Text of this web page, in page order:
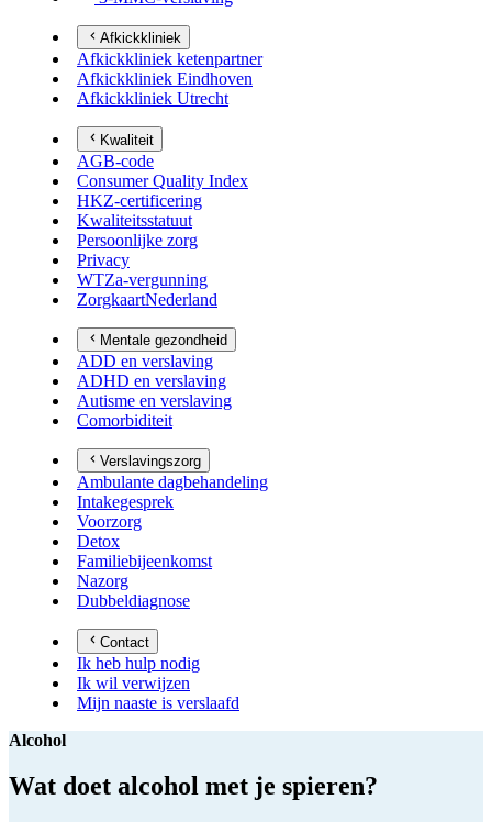
Afkickkliniek
Afkickkliniek ketenpartner
Afkickkliniek Eindhoven
Afkickkliniek Utrecht
Kwaliteit
AGB-code
Consumer Quality Index
HKZ-certificering
Kwaliteitsstatuut
Persoonlijke zorg
Privacy
WTZa-vergunning
ZorgkaartNederland
Mentale gezondheid
ADD en verslaving
ADHD en verslaving
Autisme en verslaving
Comorbiditeit
Verslavingszorg
Ambulante dagbehandeling
Intakegesprek
Voorzorg
Detox
Familiebijeenkomst
Nazorg
Dubbeldiagnose
Contact
Ik heb hulp nodig
Ik wil verwijzen
Mijn naaste is verslaafd
Alcohol
Wat doet alcohol met je spieren?